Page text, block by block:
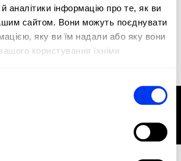
аналітики інформацію про те, як ви
сайтом. Вони можуть поєднувати
яку ви їм надали або яку вони
користування їхніми
38,50 €